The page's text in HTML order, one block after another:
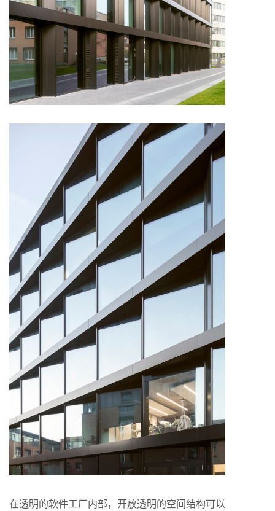
在透明的软件工厂内部，开放透明的空间结构可以